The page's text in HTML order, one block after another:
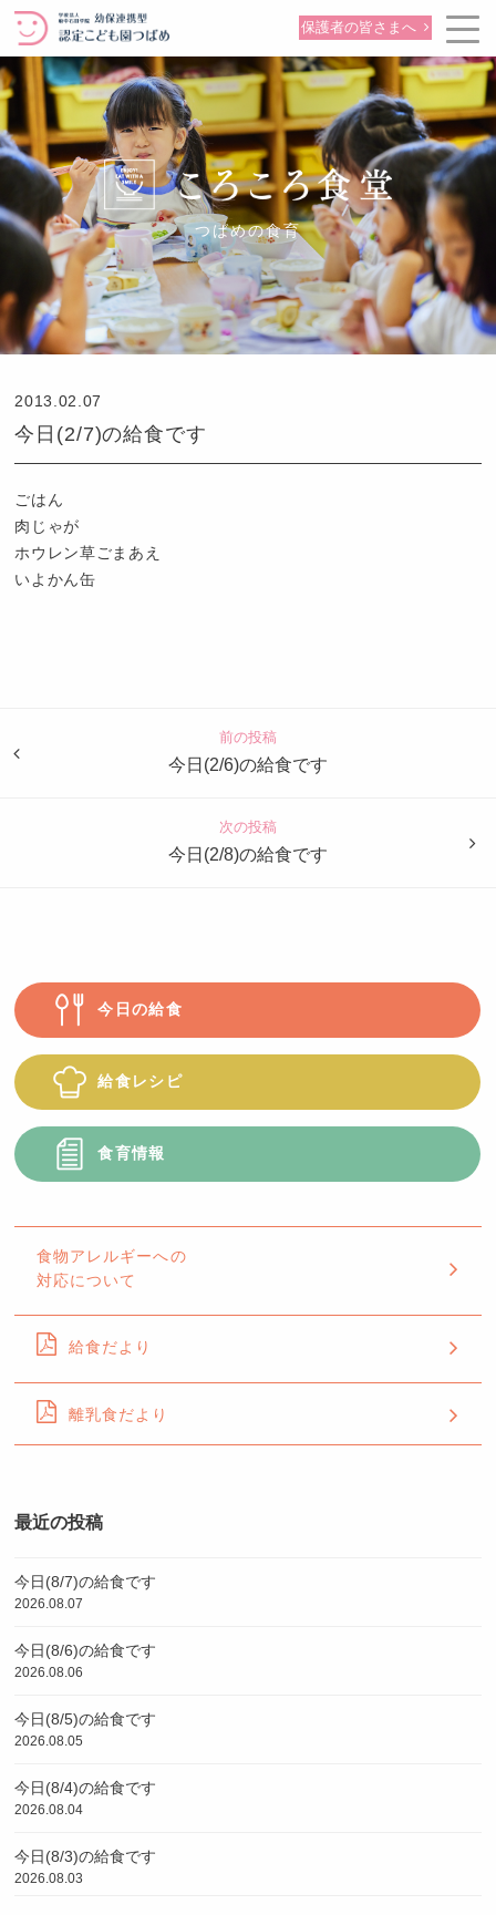
保護者の皆さまへ
つばめの食育
2013.02.07
今日(2/7)の給食です
ごはん
肉じゃが
ホウレン草ごまあえ
いよかん缶
も
前の投稿
今日(2/6)の給食です
次の投稿
今日(2/8)の給食です
今日の給食
給食レシピ
食育情報
食物アレルギーへの
対応について
給食だより
離乳食だより
最近の投稿
今日(8/7)の給食です
2026.08.07
今日(8/6)の給食です
2026.08.06
今日(8/5)の給食です
2026.08.05
今日(8/4)の給食です
2026.08.04
今日(8/3)の給食です
2026.08.03